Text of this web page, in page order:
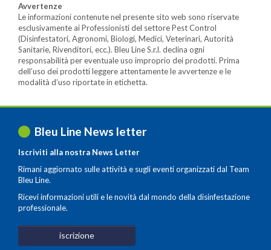
Avvertenze
Le informazioni contenute nel presente sito web sono riservate
esclusivamente ai Professionisti del settore Pest Control
(Disinfestatori, Agronomi, Biologi, Medici, Veterinari, Autorità
Sanitarie, Rivenditori, ecc.). Bleu Line S.r.l. declina ogni
responsabilità per eventuale uso improprio dei prodotti. Prima
dell’uso dei prodotti leggere attentamente le avvertenze e le
modalità d’uso riportate in etichetta.
Bleu Line News letter
Iscriviti alla nostra News Letter
Rimani aggiornato sulle attività e sugli eventi organizzati dal Team
Bleu Line.
Ricevi informazioni utili e le novità dal mondo della disinfestazione
professionale.
iscrizione